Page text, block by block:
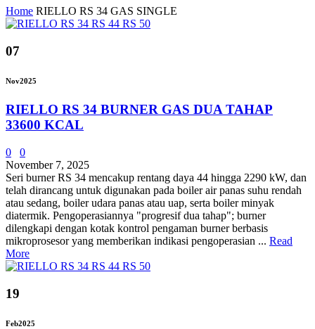
Home RIELLO RS 34 GAS SINGLE
07
Nov2025
RIELLO RS 34 BURNER GAS DUA TAHAP
33600 KCAL
0
0
November 7, 2025
Seri burner RS 34 ​​mencakup rentang daya 44 hingga 2290 kW, dan
telah dirancang untuk digunakan pada boiler air panas suhu rendah
atau sedang, boiler udara panas atau uap, serta boiler minyak
diatermik. Pengoperasiannya "progresif dua tahap"; burner
dilengkapi dengan kotak kontrol pengaman burner berbasis
mikroprosesor yang memberikan indikasi pengoperasian ... Read
More
19
Feb2025